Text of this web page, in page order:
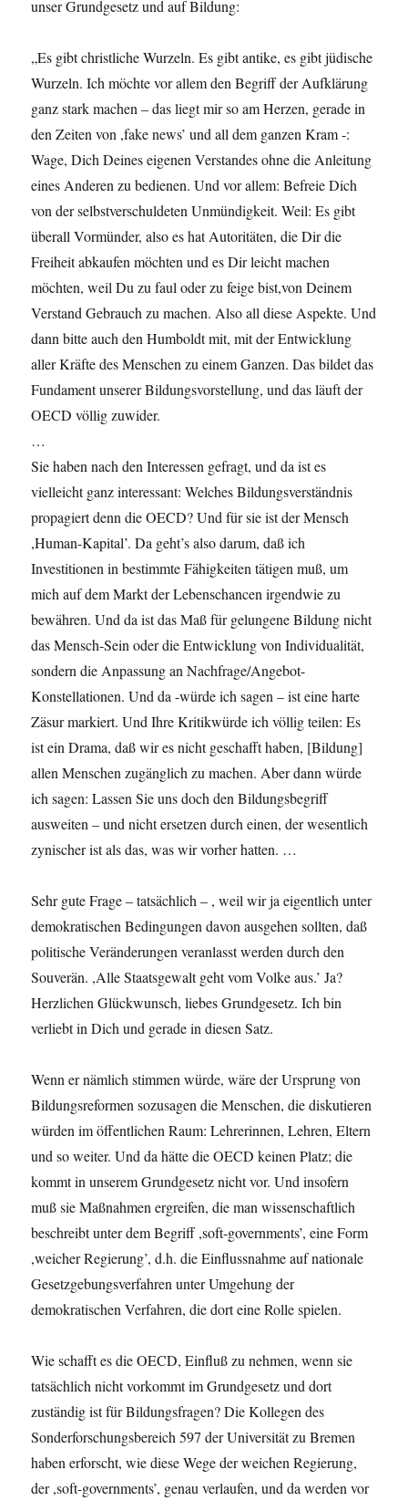
unser Grundgesetz und auf Bildung:
„Es gibt christliche Wurzeln. Es gibt antike, es gibt jüdische
Wurzeln. Ich möchte vor allem den Begriff der Aufklärung
ganz stark machen – das liegt mir so am Herzen, gerade in
den Zeiten von ,fake news’ und all dem ganzen Kram -:
Wage, Dich Deines eigenen Verstandes ohne die Anleitung
eines Anderen zu bedienen. Und vor allem: Befreie Dich
von der selbstverschuldeten Unmündigkeit. Weil: Es gibt
überall Vormünder, also es hat Autoritäten, die Dir die
Freiheit abkaufen möchten und es Dir leicht machen
möchten, weil Du zu faul oder zu feige bist,von Deinem
Verstand Gebrauch zu machen. Also all diese Aspekte. Und
dann bitte auch den Humboldt mit, mit der Entwicklung
aller Kräfte des Menschen zu einem Ganzen. Das bildet das
Fundament unserer Bildungsvorstellung, und das läuft der
OECD völlig zuwider.
…
Sie haben nach den Interessen gefragt, und da ist es
vielleicht ganz interessant: Welches Bildungsverständnis
propagiert denn die OECD? Und für sie ist der Mensch
,Human-Kapital’. Da geht’s also darum, daß ich
Investitionen in bestimmte Fähigkeiten tätigen muß, um
mich auf dem Markt der Lebenschancen irgendwie zu
bewähren. Und da ist das Maß für gelungene Bildung nicht
das Mensch-Sein oder die Entwicklung von Individualität,
sondern die Anpassung an Nachfrage/Angebot-
Konstellationen. Und da -würde ich sagen – ist eine harte
Zäsur markiert. Und Ihre Kritikwürde ich völlig teilen: Es
ist ein Drama, daß wir es nicht geschafft haben, [Bildung]
allen Menschen zugänglich zu machen. Aber dann würde
ich sagen: Lassen Sie uns doch den Bildungsbegriff
ausweiten – und nicht ersetzen durch einen, der wesentlich
zynischer ist als das, was wir vorher hatten. …
Sehr gute Frage – tatsächlich – , weil wir ja eigentlich unter
demokratischen Bedingungen davon ausgehen sollten, daß
politische Veränderungen veranlasst werden durch den
Souverän. ,Alle Staatsgewalt geht vom Volke aus.’ Ja?
Herzlichen Glückwunsch, liebes Grundgesetz. Ich bin
verliebt in Dich und gerade in diesen Satz.
Wenn er nämlich stimmen würde, wäre der Ursprung von
Bildungsreformen sozusagen die Menschen, die diskutieren
würden im öffentlichen Raum: Lehrerinnen, Lehren, Eltern
und so weiter. Und da hätte die OECD keinen Platz; die
kommt in unserem Grundgesetz nicht vor. Und insofern
muß sie Maßnahmen ergreifen, die man wissenschaftlich
beschreibt unter dem Begriff ,soft-governments’, eine Form
,weicher Regierung’, d.h. die Einflussnahme auf nationale
Gesetzgebungsverfahren unter Umgehung der
demokratischen Verfahren, die dort eine Rolle spielen.
Wie schafft es die OECD, Einfluß zu nehmen, wenn sie
tatsächlich nicht vorkommt im Grundgesetz und dort
zuständig ist für Bildungsfragen? Die Kollegen des
Sonderforschungsbereich 597 der Universität zu Bremen
haben erforscht, wie diese Wege der weichen Regierung,
der ,soft-governments’, genau verlaufen, und da werden vor